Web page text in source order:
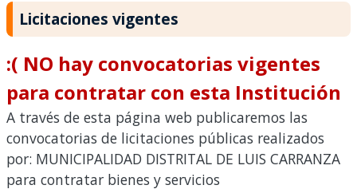
Licitaciones vigentes
:( NO hay convocatorias vigentes
para contratar con esta Institución
A través de esta página web publicaremos las
convocatorias de licitaciones públicas realizados
por: MUNICIPALIDAD DISTRITAL DE LUIS CARRANZA
para contratar bienes y servicios